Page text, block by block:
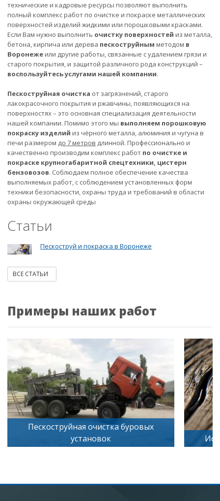
технические и кадровые ресурсы позволяют выполнить
полный комплекс работ по очистке и покраске металлических
поверхностей изделий жидкими или порошковыми красками.
Если Вам нужно выполнить очистку поверхностей из металла,
бетона, кирпича или дерева пескоструйным методом в
Воронежеили другие работы, связанные с удалением грязи и
старого покрытия, и защитой различного рода конструкций –
воспользуйтесь услугами нашей компании.
Пескоструйная очистка от загрязнений, старого
лакокрасочного покрытия и ржавчины, появляющихся на
поверхностях – это основная специализация деятельности
нашей компании. Помимо этого мы выполняем порошковую
покраску изделий из чёрного металла, алюминия и чугуна в
печи размером до 7 метров длинной. Профессионально и
качественно производим комплекс работ по очистке и
покраске крупногабаритной спецтехники, цистерн
бензовозов. Соблюдаем полное обеспечение качества
выполняемых работ, с соблюдением установленных форм
техники безопасности, охраны труда и требований в области
охраны окружающей среды
Статьи
Пескоструй и покраска в Воронеже
ВСЕ СТАТЬИ
Примеры наших работ
очистка буровых
Искусственное